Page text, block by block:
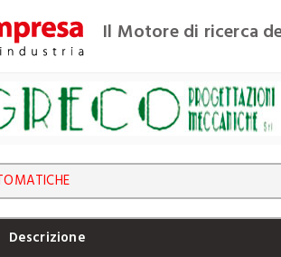
Il Motore di ricerca
Descrizione